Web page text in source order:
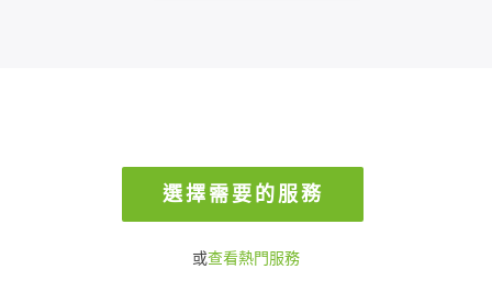
選擇需要的服務
或查看熱門服務